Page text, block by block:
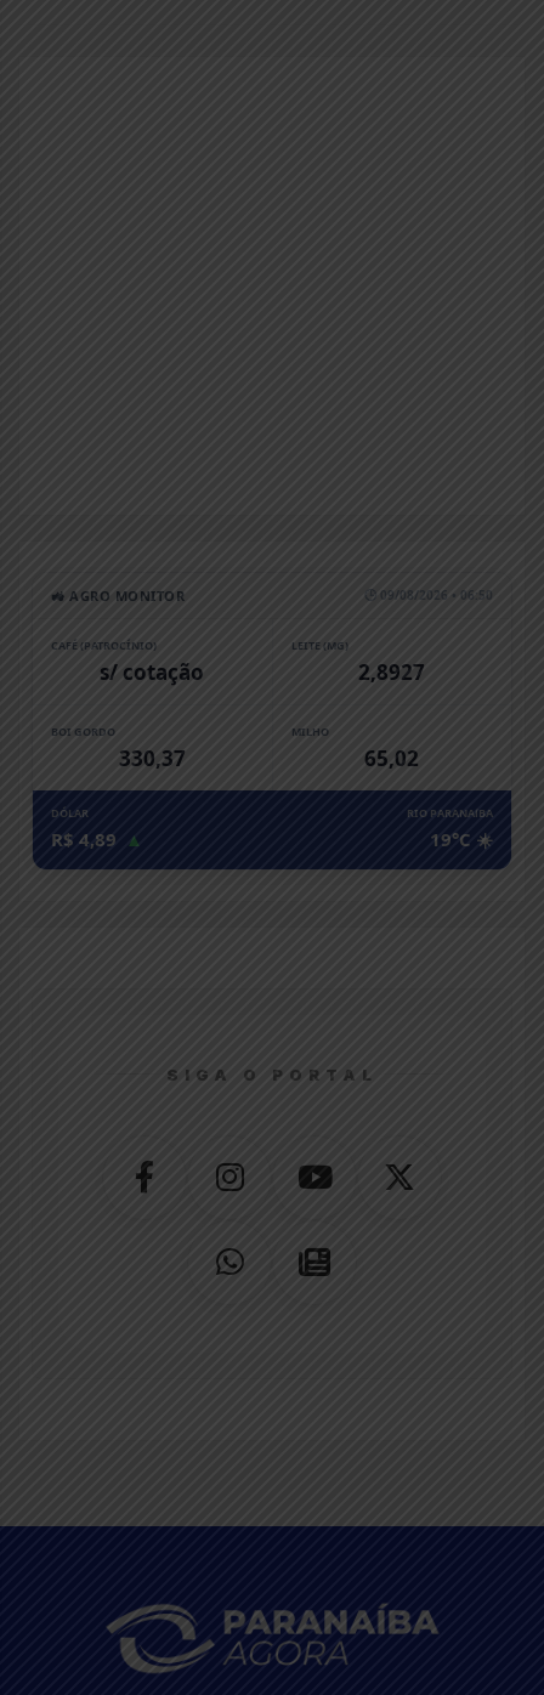
🚜 AGRO MONITOR 🕒 09/08/2026 • 06:50
CAFÉ (PATROCÍNIO)
s/ cotação
LEITE (MG)
2,8927
BOI GORDO
330,37
MILHO
65,02
DÓLAR
R$ 4,89 ▲
RIO PARANAíBA
19°C ☀️
SIGA O PORTAL